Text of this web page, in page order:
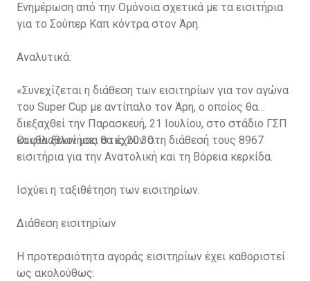
Ενημέρωση από την Ομόνοια σχετικά με τα εισιτήρια
για το Σούπερ Καπ κόντρα στον Άρη.
Αναλυτικά:
«Συνεχίζεται η διάθεση των εισιτηρίων για τον αγώνα
του Super Cup με αντίπαλο τον Άρη, ο οποίος θα
διεξαχθεί την Παρασκευή, 21 Ιουλίου, στο στάδιο ΓΣΠ
και θα ξεκινήσει στις 20:30.
Οι φίλαθλοί μας θα έχουν στη διάθεσή τους 8967
εισιτήρια για την Ανατολική και τη Βόρεια κερκίδα.
Ισχύει η ταξιθέτηση των εισιτηρίων.
Διάθεση εισιτηρίων
Η προτεραιότητα αγοράς εισιτηρίων έχει καθοριστεί
ως ακολούθως: